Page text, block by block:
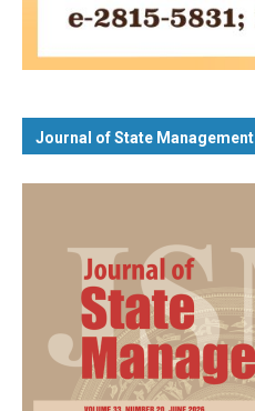
Journal of State Management